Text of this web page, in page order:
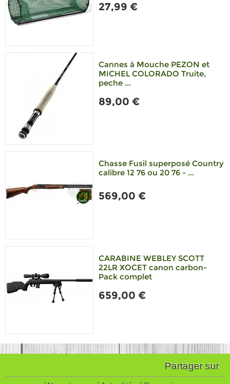
27,99 €
Cannes à Mouche PEZON et
MICHEL COLORADO Truite,
peche ...
89,00 €
Chasse Fusil superposé Country
calibre 12 76 ou 20 76 - ...
569,00 €
CARABINE WEBLEY SCOTT
22LR XOCET canon carbon-
Pack complet
659,00 €
Partager sur